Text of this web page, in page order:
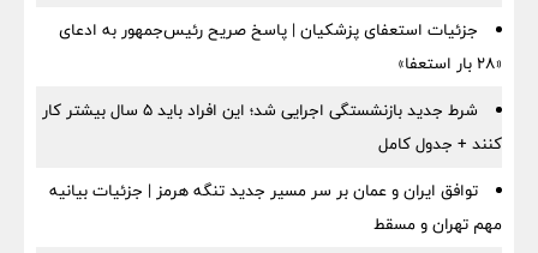
جزئیات استعفای پزشکیان | پاسخ صریح رئیس‌جمهور به ادعای
«۲۸ بار استعفا»
شرط جدید بازنشستگی اجرایی شد؛ این افراد باید ۵ سال بیشتر کار
کنند + جدول کامل
توافق ایران و عمان بر سر مسیر جدید تنگه هرمز | جزئیات بیانیه
مهم تهران و مسقط